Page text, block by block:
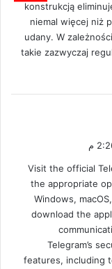
konstrukcją
niemal więcej niż
udany. W
takie zazwyczaj
Visit the official
the appropriate
Windows,
download the
Telegram’s
features, including